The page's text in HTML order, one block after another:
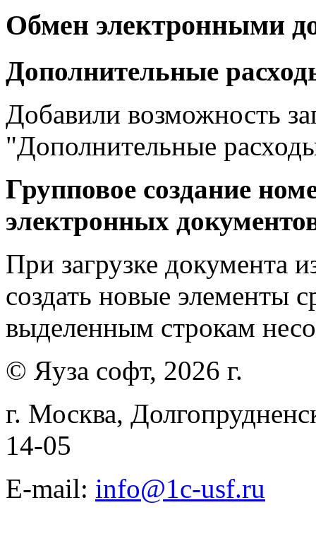
Обмен электронными
Дополнительные
Добавили возможность
"Дополнительные
Групповое создание
электронных
При загрузке документа
создать новые элементы
выделенным строкам
© Яуза софт, 2026 г.
г. Москва,
14-05
E-mail: info@1c-usf.ru